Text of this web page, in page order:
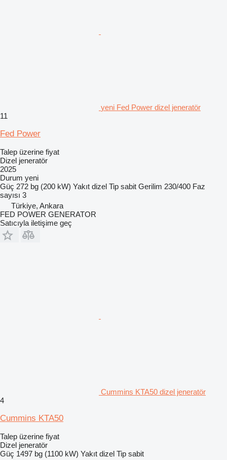
yeni Fed Power dizel jeneratör
11
Fed Power
Talep üzerine fiyat
Dizel jeneratör
2025
Durum yeni
Güç 272 bg (200 kW) Yakıt dizel Tip sabit Gerilim 230/400 Faz
sayısı 3
Türkiye, Ankara
FED POWER GENERATOR
Satıcıyla iletişime geç
Cummins KTA50 dizel jeneratör
4
Cummins KTA50
Talep üzerine fiyat
Dizel jeneratör
Güç 1497 bg (1100 kW) Yakıt dizel Tip sabit